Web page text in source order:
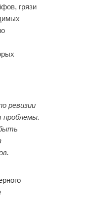
грязи
ревизии
проблемы.